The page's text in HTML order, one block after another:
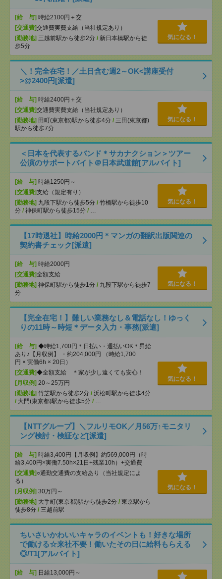
[給 与] 時給2100円＋交
[交通費]交通費実費支給（当社規定あり）
[勤務地] 三越前駅から徒歩2分 / 新日本橋駅から徒
歩5分
気になる！
＼！完全在宅！／土日含む週2～OK<講座受付
>@2400円[派遣]
[給 与] 時給2400円＋交
[交通費]交通費実費支給（当社規定あり）
[勤務地] 田町(東京都)駅から徒歩4分 / 三田(東京都)
駅から徒歩7分
気になる！
＜日本を代表するバンド＊サカナクション＞ツアー
公演のサポートバイト＠日本武道館[アルバイト]
[給 与] 時給1250円～
[交通費]支給（規定有り）
[勤務地] 九段下駅から徒歩5分 / 竹橋駅から徒歩10
分 / 神保町駅から徒歩15分 / …
気になる！
【17時退社】時給2000円＊マンガの翻訳出版関連の
契約書チェック[派遣]
[給 与] 時給2000円
[交通費]全額支給
[勤務地] 神保町駅から徒歩1分 / 九段下駅から徒歩7
分
気になる！
【完全在宅！】難しい業務なし＆電話なし！ゆっく
りの11時～時短＊データ入力・事務[派遣]
[給 与] ◆時給1,700円＊日払い・週払いOK＊昇給
あり♪【月収例】 ・約204,000円 （時給1,700
円 × 実働6h × 20日）
[交通費]◆全額支給 ＊家が少し遠くても安心！
[月収例] 20～25万円
[勤務地] 竹芝駅から徒歩2分 / 浜松町駅から徒歩4分
/ 大門(東京都)駅から徒歩5分 / …
気になる！
【NTTグループ】＼フルリモOK／月56万↑モニタリ
ング検討・検証など[派遣]
[給 与] 時給3,400円【月収例】約569,000円（時
給3,400円×実働7.50h×21日+残業10h）+交通費
[交通費] ○通勤交通費の支給あり（当社規定によ
る）
[月収例] 30万円～
[勤務地] 大手町(東京都)駅から徒歩2分 / 東京駅から
徒歩8分 / 三越前駅
気になる！
ちいさいかわいいキャラのイベントも！好きな場所
で働ける☆来社不要！働いたその日に給料もらえる
◎/T1[アルバイト]
[給 与] 日給13,000円～